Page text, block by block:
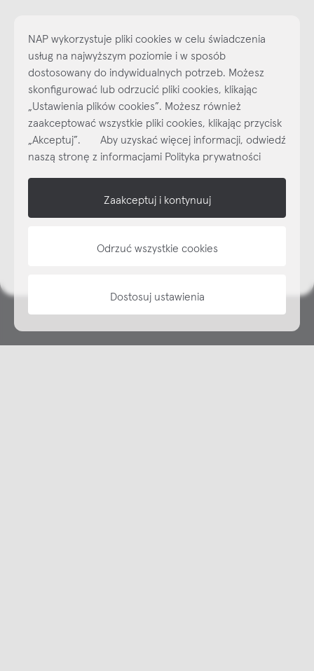
Najlepsze inspiracje i promocje na wyciągnięcie ręki, zapisz się już
dzisiaj do naszego cyklicznego newslettera!
SubskrybujNEWSLETTER
NAP
NAP wykorzystuje pliki cookies w celu świadczenia
usług na najwyższym poziomie i w sposób
dostosowany do indywidualnych potrzeb. Możesz
skonfigurować lub odrzucić pliki cookies, klikając
„Ustawienia plików cookies”. Możesz również
zaakceptować wszystkie pliki cookies, klikając przycisk
„Akceptuj”. Aby uzyskać więcej informacji, odwiedź
naszą stronę z informacjami Polityka prywatności
Zaakceptuj i kontynuuj
Odrzuć wszystkie cookies
Dostosuj ustawienia